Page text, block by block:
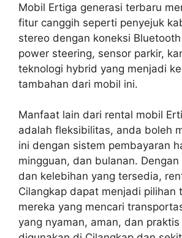
Mobil Ertiga generasi terbaru
fitur canggih seperti penyejuk
stereo dengan koneksi
power steering, sensor parkir,
teknologi hybrid yang menjadi
tambahan dari mobil ini.
Manfaat lain dari rental mobil
adalah fleksibilitas, anda boleh
ini dengan sistem pembayaran
mingguan, dan bulanan.
dan kelebihan yang tersedia,
Cilangkap dapat menjadi pilihan
mereka yang mencari
yang nyaman, aman, dan